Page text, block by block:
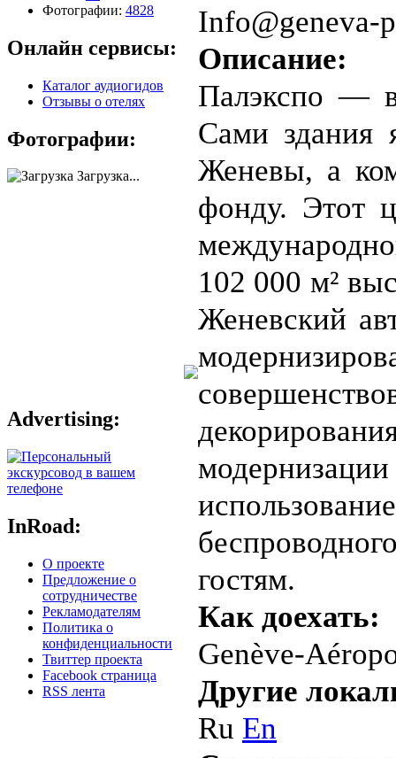
Фотографии: 4828
Онлайн сервисы:
Каталог аудиогидов
Отзывы о отелях
Фотографии:
Загрузка...
Advertising:
InRoad:
О проекте
Предложение о
сотрудничестве
Рекламодателям
Политика о
конфиденциальности
Твиттер проекта
Facebook страница
RSS лента
Info@geneva-
Описание:
Палэкспо —
Сами здания
Женевы, а
фонду. Этот
102 000 м²
Женевский
гостям.
Как доехать:
Genève-
Другие
Ru En